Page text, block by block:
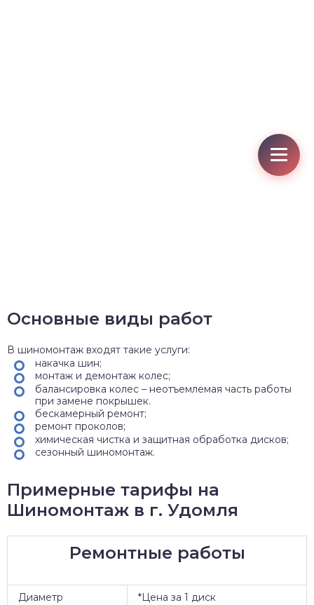
Основные виды работ
В шиномонтаж входят такие услуги:
накачка шин;
монтаж и демонтаж колес;
балансировка колес – неотъемлемая часть работы
при замене покрышек.
бескамерный ремонт;
ремонт проколов;
химическая чистка и защитная обработка дисков;
сезонный шиномонтаж.
Примерные тарифы на
Шиномонтаж в г. Удомля
Ремонтные работы
Диаметр
*Цена за 1 диск